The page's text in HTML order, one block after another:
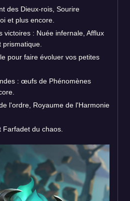
des Dieux-rois, Sourire
et plus encore.
victoires : Nuée infernale, Afflux
pour faire évoluer vos petites
: œufs de Phénomènes
l'ordre, Royaume de l'Harmonie
du chaos.